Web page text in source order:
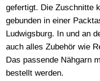
gefertigt. Die Zuschnitte
gebunden in einer
Ludwigsburg. In und an
auch alles Zubehör wie
Das passende Nähgarn
bestellt werden.